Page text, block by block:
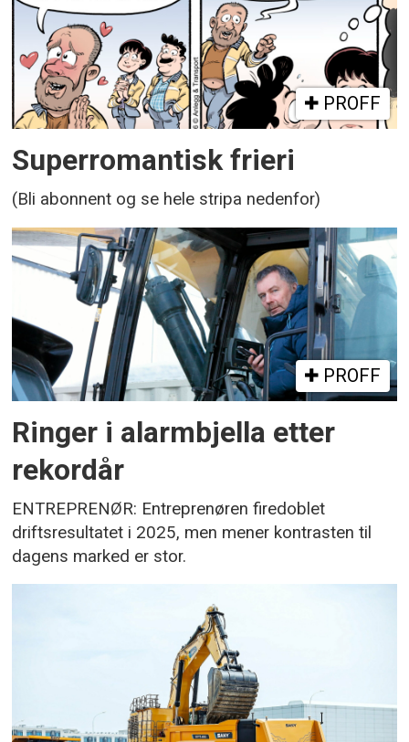
PROFF
Superromantisk frieri
(Bli abonnent og se hele stripa nedenfor)
PROFF
Ringer i alarmbjella etter
rekordår
ENTREPRENØR: Entreprenøren firedoblet
driftsresultatet i 2025, men mener kontrasten til
dagens marked er stor.